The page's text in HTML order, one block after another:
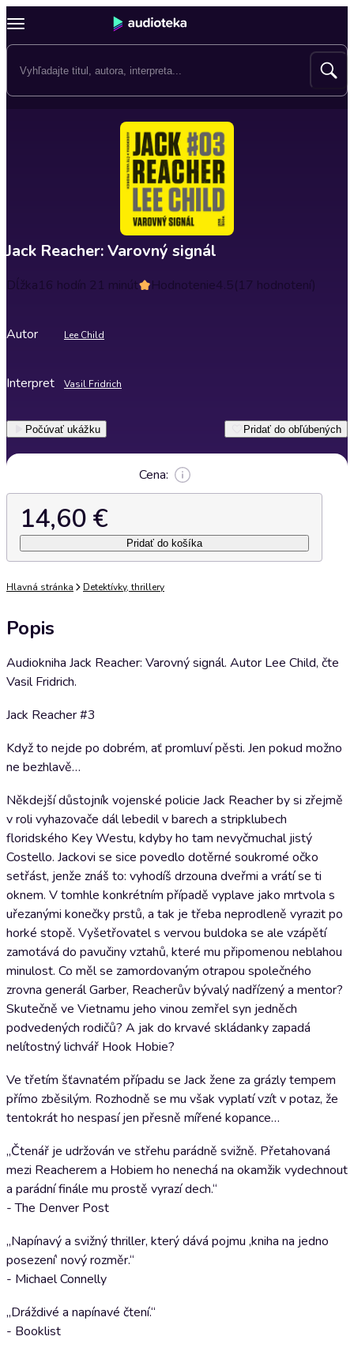
Jack Reacher: Varovný signál
Dĺžka16 hodín 21 minút Hodnotenie4.5(17 hodnotení)
Autor Lee Child
Interpret Vasil Fridrich
Počúvať ukážku Pridať do obľúbených
Cena:
14,60 €
Pridať do košíka
Hlavná stránka Detektívky, thrillery
Popis
Audiokniha Jack Reacher: Varovný signál. Autor Lee Child, čte
Vasil Fridrich.
Jack Reacher #3
Když to nejde po dobrém, ať promluví pěsti. Jen pokud možno
ne bezhlavě…
Někdejší důstojník vojenské policie Jack Reacher by si zřejmě
v roli vyhazovače dál lebedil v barech a stripklubech
floridského Key Westu, kdyby ho tam nevyčmuchal jistý
Costello. Jackovi se sice povedlo dotěrné soukromé očko
setřást, jenže znáš to: vyhodíš drzouna dveřmi a vrátí se ti
oknem. V tomhle konkrétním případě vyplave jako mrtvola s
uřezanými konečky prstů, a tak je třeba neprodleně vyrazit po
horké stopě. Vyšetřovatel s vervou buldoka se ale vzápětí
zamotává do pavučiny vztahů, které mu připomenou neblahou
minulost. Co měl se zamordovaným otrapou společného
zrovna generál Garber, Reacherův bývalý nadřízený a mentor?
Skutečně ve Vietnamu jeho vinou zemřel syn jedněch
podvedených rodičů? A jak do krvavé skládanky zapadá
nelítostný lichvář Hook Hobie?
Ve třetím šťavnatém případu se Jack žene za grázly tempem
přímo zběsilým. Rozhodně se mu však vyplatí vzít v potaz, že
tentokrát ho nespasí jen přesně mířené kopance…
„Čtenář je udržován ve střehu parádně svižně. Přetahovaná
mezi Reacherem a Hobiem ho nenechá na okamžik vydechnout
a parádní finále mu prostě vyrazí dech.“
- The Denver Post
„Napínavý a svižný thriller, který dává pojmu ‚kniha na jedno
posezení‘ nový rozměr.“
- Michael Connelly
„Dráždivé a napínavé čtení.“
- Booklist